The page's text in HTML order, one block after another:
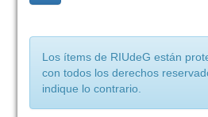
Los ítems de RIUdeG están
con todos los derechos
indique lo contrario.